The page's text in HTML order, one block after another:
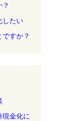
したい
すか？
現金化に